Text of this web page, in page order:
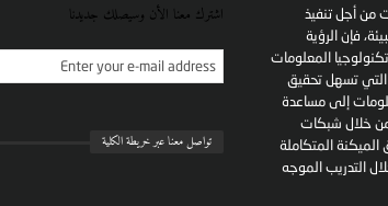
من أجل تنفيذ
فإن الرؤية
المعلومات
تسهل تحقيق
إلى مساعدة
من خلال شبكات
المتكاملة
التدريب الموجه
اشترك معنا الأن وسيصلك جديدنا
تواصل معنا عبر خريطة الكلية